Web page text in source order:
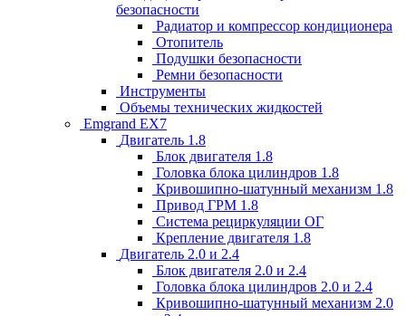
безопасности
Радиатор и компрессор кондиционера
Отопитель
Подушки безопасности
Ремни безопасности
Инструменты
Объемы технических жидкостей
Emgrand EX7
Двигатель 1.8
Блок двигателя 1.8
Головка блока цилиндров 1.8
Кривошипно-шатунный механизм 1.8
Привод ГРМ 1.8
Система рециркуляции ОГ
Крепление двигателя 1.8
Двигатель 2.0 и 2.4
Блок двигателя 2.0 и 2.4
Головка блока цилиндров 2.0 и 2.4
Кривошипно-шатунный механизм 2.0